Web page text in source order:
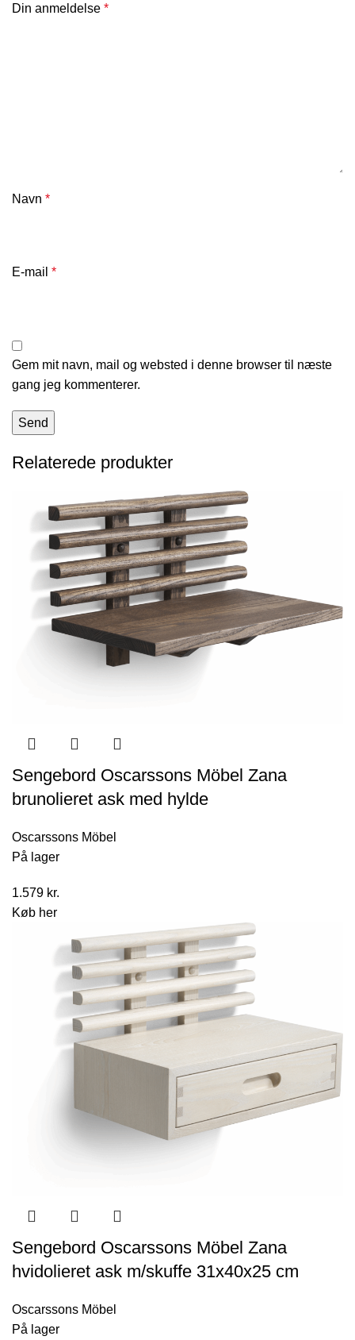
Din anmeldelse *
Navn *
E-mail *
Gem mit navn, mail og websted i denne browser til næste
gang jeg kommenterer.
Relaterede produkter
Sengebord Oscarssons Möbel Zana
brunolieret ask med hylde
Oscarssons Möbel
På lager
1.579 kr.
Køb her
Sengebord Oscarssons Möbel Zana
hvidolieret ask m/skuffe 31x40x25 cm
Oscarssons Möbel
På lager